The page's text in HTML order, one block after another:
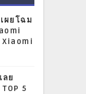
ผยโฉม
ลย
5